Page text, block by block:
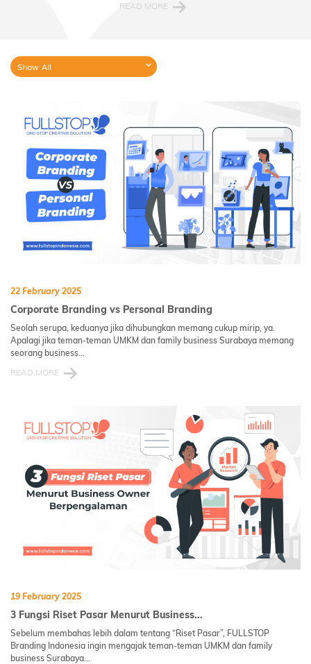
READ MORE
22 February 2025
Corporate Branding vs Personal Branding
Seolah serupa, keduanya jika dihubungkan memang cukup mirip, ya.
Apalagi jika teman-teman UMKM dan family business Surabaya memang
seorang business...
READ MORE
19 February 2025
3 Fungsi Riset Pasar Menurut Business...
Sebelum membahas lebih dalam tentang “Riset Pasar”, FULLSTOP
Branding Indonesia ingin mengajak teman-teman UMKM dan family
business Surabaya...